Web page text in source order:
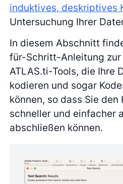
induktives, deskriptives
Untersuchung Ihrer
In diesem Abschnitt
für-Schritt-Anleitung zur
ATLAS.ti-Tools, die Ihre
kodieren und sogar
können, so dass Sie
schneller und einfacher
abschließen können.